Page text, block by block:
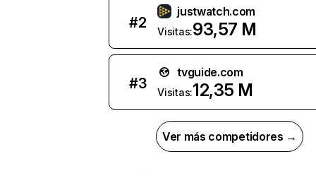
#2
justwatch.com
Visitas:93,57 M
#3
tvguide.com
Visitas:12,35 M
Ver más competidores →